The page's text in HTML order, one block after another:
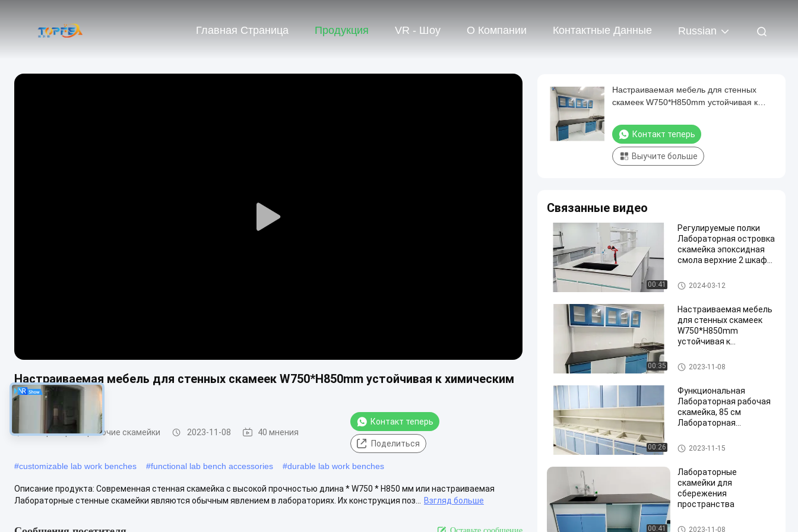
Главная Страница Продукция VR - Шоу О Компании Контактные Данные Russian
Play
Настраиваемая мебель для стенных скамеек W750*H850mm устойчивая к химическим
веществам
Лабораторные рабочие скамейки 2023-11-08 40 мнения
Контакт теперь
Поделиться
#customizable lab work benches #functional lab bench accessories #durable lab work benches
Описание продукта: Современная стенная скамейка с высокой прочностью длина * W750 * H850 мм или настраиваемая
Лабораторные стенные скамейки являются обычным явлением в лабораториях. Их конструкция поз...
Взгляд больше
Оставьте сообщение
Настраиваемая мебель для стенных
скамеек W750*H850mm устойчивая к
Контакт теперь
Выучите больше
Связанные видео
00:41
Регулируемые полки
Лабораторная островка
скамейка эпоксидная
смола верхние 2 шкафы
Lab Island Bench
2024-03-12
00:35
Настраиваемая мебель
для стенных скамеек
W750*H850mm
устойчивая к
Lab Wall Bench
2023-11-08
00:26
Функциональная
Лабораторная рабочая
скамейка, 85 см
Лабораторная
для испытаний
Lab Wall Bench
2023-11-15
00:41
Лабораторные
скамейки для
сбережения
пространства
Lab Wall Bench
2023-11-08